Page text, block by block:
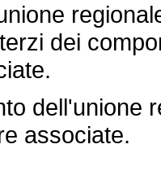
dei
dell'unione
associate.